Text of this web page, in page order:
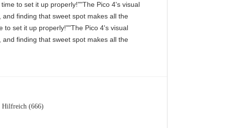
to set it up properly!""The Pico 4's visual
finding that sweet spot makes all the
to set it up properly!""The Pico 4's visual
finding that sweet spot makes all the
Hilfreich (666)